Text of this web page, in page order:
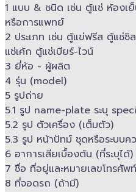
1 แบบ & ​ชนิด เช่น ตู้แช่ ห้องเ
หรือการแพทย์
2 ประเภท เช่น ตู้แข่ฟรีส ตู้แช่
แช่เค้ก ตู้แช่เบียร์-ไวน์
3 ยี่ห้อ -​ ผู้ผลิต
4 รุ่น (model)
5 รูปถ่าย
5.1 รูป name-plate ระบุ
5.2 รูป ตัวเครื่อง (เต็มตัว)
5.3 รูป หน้าปัทม์ ชุดหรือระบบ
6 อาการเสียเบื้องต้น (ที่ระบุได้)
7 ชื่อ ที่อยู่และ​หมายเลขโทรศั
8 ที่จอดรถ (ถ้ามี)​